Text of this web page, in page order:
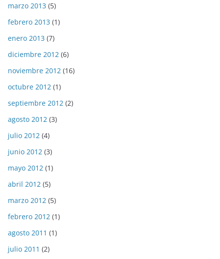
marzo 2013 (5)
febrero 2013 (1)
enero 2013 (7)
diciembre 2012 (6)
noviembre 2012 (16)
octubre 2012 (1)
septiembre 2012 (2)
agosto 2012 (3)
julio 2012 (4)
junio 2012 (3)
mayo 2012 (1)
abril 2012 (5)
marzo 2012 (5)
febrero 2012 (1)
agosto 2011 (1)
julio 2011 (2)